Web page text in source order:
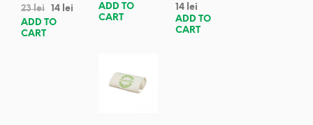
23lei 14 lei
ADD TO
CART
ADD TO
CART
14 lei
ADD TO
CART